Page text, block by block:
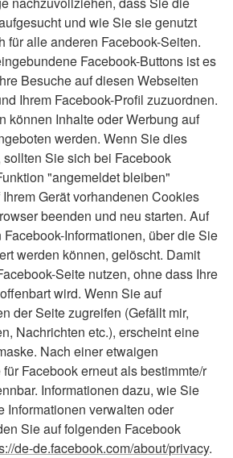
und wie Sie sie genutzt
für alle anderen Facebook-Seiten.
Facebook-Buttons ist es
Besuche auf diesen Webseiten
Ihrem Facebook-Profil zuzuordnen.
können Inhalte oder Werbung auf
werden. Wenn Sie dies
Sie sich bei Facebook
"angemeldet bleiben"
Gerät vorhandenen Cookies
beenden und neu starten. Auf
Informationen, über die Sie
werden können, gelöscht. Damit
Seite nutzen, ohne dass Ihre
wird. Wenn Sie auf
der Seite zugreifen (Gefällt mir,
Nachrichten etc.), erscheint eine
Nach einer etwaigen
Facebook erneut als bestimmte/r
Informationen dazu, wie Sie
Informationen verwalten oder
Sie auf folgenden Facebook
de-de.facebook.com/about/privacy.